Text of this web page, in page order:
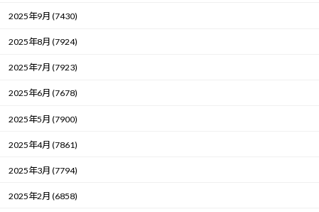
2025年9月 (7430)
2025年8月 (7924)
2025年7月 (7923)
2025年6月 (7678)
2025年5月 (7900)
2025年4月 (7861)
2025年3月 (7794)
2025年2月 (6858)